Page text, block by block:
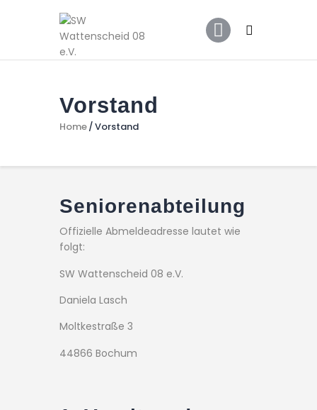
Vorstand
Home Vorstand
Home
Leitbild
Aktuelles
Senioren
Unsere Partner
Kontakt
Datenschutz / Impressum
Seniorenabteilung
Offizielle Abmeldeadresse lautet wie
folgt:
SW Wattenscheid 08 e.V.
Daniela Lasch
Moltkestraße 3
44866 Bochum